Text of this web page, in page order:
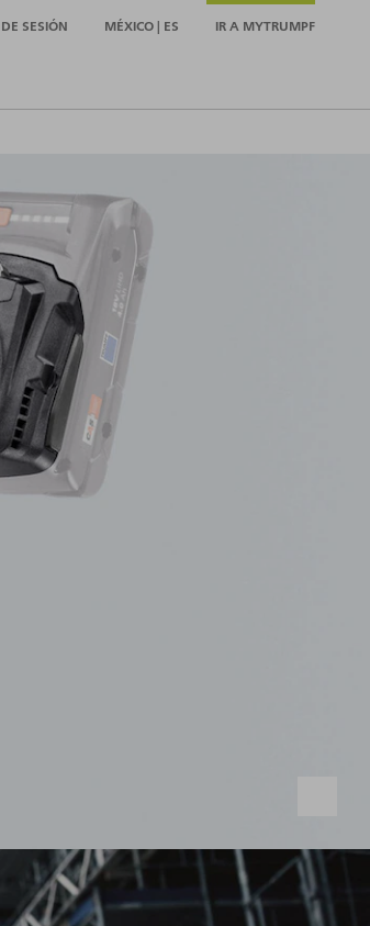
SESIÓN MÉXICO | ES IR A MYTRUMPF